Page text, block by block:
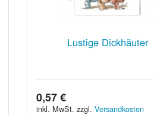
Lustige Dickhäuter
0,57 €
inkl. MwSt. zzgl. Versandkosten